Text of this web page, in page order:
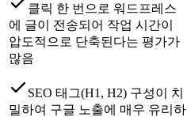
클릭 한 번으로 워드프레스
에 글이 전송되어 작업 시간이
압도적으로 단축된다는 평가가
많음
SEO 태그(H1, H2) 구성이 치
밀하여 구글 노출에 매우 유리하